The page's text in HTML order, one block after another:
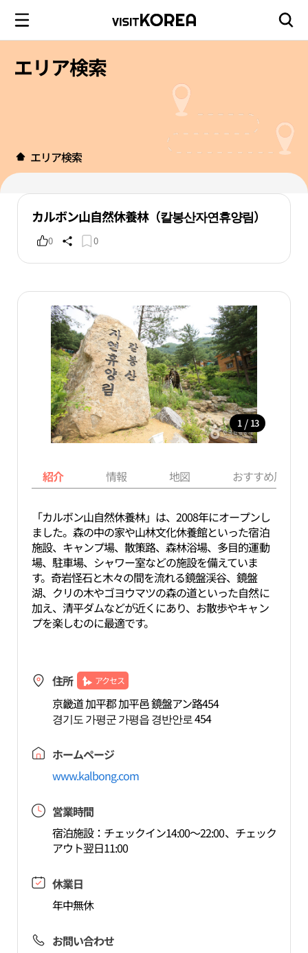
エリア検索
エリア検索
カルボン山自然休養林（칼봉산자연휴양림）
0 0
1 / 13
紹介 情報 地図 おすすめ周辺
「カルボン山自然休養林」は、2008年にオープンし
ました。森の中の家や山林文化休養館といった宿泊
施設、キャンプ場、散策路、森林浴場、多目的運動
場、駐車場、シャワー室などの施設を備えていま
す。奇岩怪石と木々の間を流れる鏡盤渓谷、鏡盤
湖、クリの木やゴヨウマツの森の道といった自然に
加え、清平ダムなどが近くにあり、お散歩やキャン
プを楽しむのに最適です。
住所 アクセス
京畿道 加平郡 加平邑 鏡盤アン路454
경기도 가평군 가평읍 경반안로 454
ホームページ
www.kalbong.com
営業時間
宿泊施設：チェックイン14:00～22:00、チェック
アウト翌日11:00
休業日
年中無休
お問い合わせ